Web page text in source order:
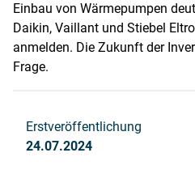
Einbau von Wärmepumpen
Daikin, Vaillant und Stiebel
anmelden. Die Zukunft der
Frage.
Erstveröffentlichung
24.07.2024